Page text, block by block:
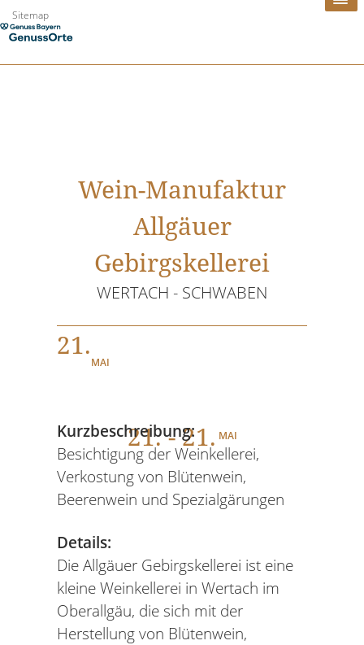
Zum
Inhalt
Sitemap
Wein-Manufaktur
Allgäuer
Gebirgskellerei
WERTACH - SCHWABEN
21.
MAI
21. - 21. MAI
Kurzbeschreibung:
Besichtigung der Weinkellerei,
Verkostung von Blütenwein,
Beerenwein und Spezialgärungen
Details:
Die Allgäuer Gebirgskellerei ist eine
kleine Weinkellerei in Wertach im
Oberallgäu, die sich mit der
Herstellung von Blütenwein,